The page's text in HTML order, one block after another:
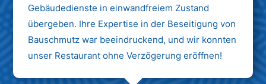
Gebäudedienste in einwandfreiem Zustand
übergeben. Ihre Expertise in der Beseitigung von
Bauschmutz war beeindruckend, und wir konnten
unser Restaurant ohne Verzögerung eröffnen!